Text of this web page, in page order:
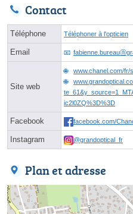
Contact
Téléphone Téléphoner à l'opticien
Email
Site web
www.chanel.com/fr/
ic2l0ZQ%3D%3D
Facebook facebook.com/
Instagram @grandoptical_fr
Plan et adresse